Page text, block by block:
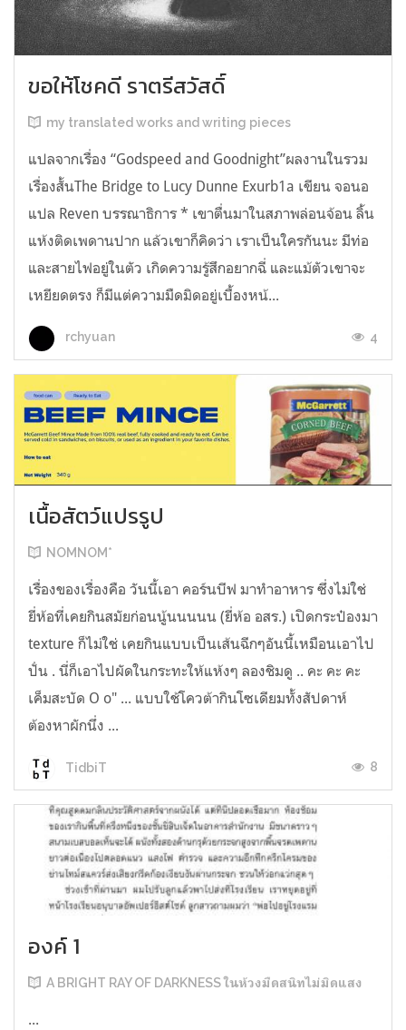
ขอให้โชคดี ราตรีสวัสดิ์
my translated works and writing pieces
แปลจากเรื่อง “Godspeed and Goodnight”ผลงานในรวม
เรื่องสั้นThe Bridge to Lucy Dunne Exurb1a เขียน จอนอ
แปล Reven บรรณาธิการ * เขาตื่นมาในสภาพล่อนจ้อน ลิ้น
แห้งติดเพดานปาก แล้วเขาก็คิดว่า เราเป็นใครกันนะ มีท่อ
และสายไฟอยู่ในตัว เกิดความรู้สึกอยากฉี่ และแม้ตัวเขาจะ
เหยียดตรง ก็มีแต่ความมืดมิดอยู่เบื้องหน้...
rchyuan 4
เนื้อสัตว์แปรรูป
NOMNOM*
เรื่องของเรื่องคือ วันนี้เอา คอร์นบีฟ มาทำอาหาร ซึ่งไม่ใช่
ยี่ห้อที่เคยกินสมัยก่อนนู้นนนนน (ยี่ห้อ อสร.) เปิดกระป๋องมา
texture ก็ไม่ใช่ เคยกินแบบเป็นเส้นฉีกๆอันนี้เหมือนเอาไป
ปั่น . นี่ก็เอาไปผัดในกระทะให้แห้งๆ ลองชิมดู .. คะ คะ คะ
เค็มสะบัด O o" ... แบบใช้โควต้ากินโซเดียมทั้งสัปดาห์
ต้องหาผักนึ่ง ...
TidbiT 8
องค์ 1
A BRIGHT RAY OF DARKNESS ในห้วงมืดสนิทไม่มิดแสง
...